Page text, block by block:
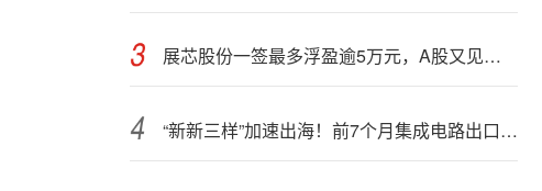
展芯股份一签最多浮盈逾5万元，A股又见肉签
“新新三样”加速出海！前7个月集成电路出口额接近翻倍